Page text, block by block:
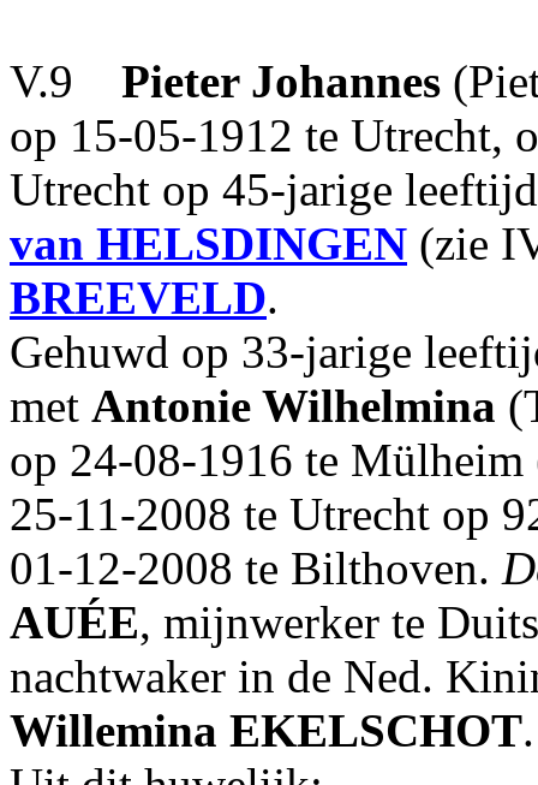
V.9 Pieter Johannes
op 15-05-1912 te Utrecht,
Utrecht op 45-jarige
van HELSDINGEN (zie
BREEVELD.
Gehuwd op 33-jarige
met Antonie Wilhelmina
op 24-08-1916 te
25-11-2008 te Utrecht op
01-12-2008 te Bilthoven.
AUÉE, mijnwerker te
nachtwaker in de Ned.
Willemina EKELSCHOT.